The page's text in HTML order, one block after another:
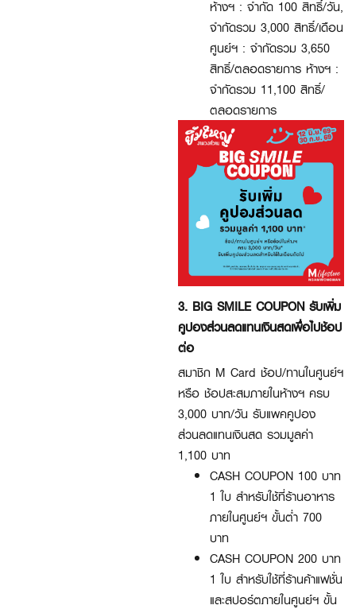
ห้างฯ : จำกัด 100 สิทธิ์/วัน,
จำกัดรวม 3,000 สิทธิ์/เดือน
ศูนย์ฯ : จำกัดรวม 3,650
สิทธิ์/ตลอดรายการ ห้างฯ :
จำกัดรวม 11,100 สิทธิ์/
ตลอดรายการ
3. BIG SMILE COUPON รับเพิ่ม
คูปองส่วนลดแทนเงินสดเพื่อไปช้อป
ต่อ
สมาชิก M Card ช้อป/ทานในศูนย์ฯ
หรือ ช้อปสะสมภายในห้างฯ ครบ
3,000 บาท/วัน รับแพคคูปอง
ส่วนลดแทนเงินสด รวมมูลค่า
1,100 บาท
CASH COUPON 100 บาท
1 ใบ สำหรับใช้ที่ร้านอาหาร
ภายในศูนย์ฯ ขั้นต่ำ 700
บาท
CASH COUPON 200 บาท
1 ใบ สำหรับใช้ที่ร้านค้าแฟชั่น
และสปอร์ตภายในศูนย์ฯ ขั้น